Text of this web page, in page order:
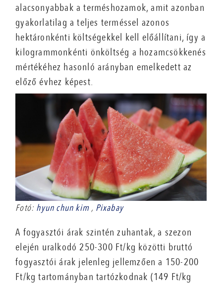
alacsonyabbak a terméshozamok, amit azonban
gyakorlatilag a teljes terméssel azonos
hektáronkénti költségekkel kell előállítani, így a
kilogrammonkénti önköltség a hozamcsökkenés
mértékéhez hasonló arányban emelkedett az
előző évhez képest.
Fotó: hyun chun kim, Pixabay
A fogyasztói árak szintén zuhantak, a szezon
elején uralkodó 250-300 Ft/kg közötti bruttó
fogyasztói árak jelenleg jellemzően a 150-200
Ft/kg tartományban tartózkodnak (149 Ft/kg